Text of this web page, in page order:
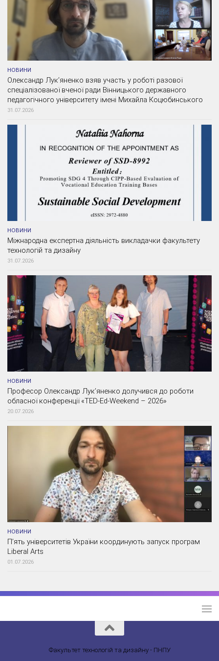
НОВИНИ
Олександр Лук’яненко взяв участь у роботі разової
спеціалізованої вченої ради Вінницького державного
педагогічного університету імені Михайла Коцюбинського
31.07.2026
НОВИНИ
Міжнародна експертна діяльність викладачки факультету
технологій та дизайну
31.07.2026
НОВИНИ
Професор Олександр Лук’яненко долучився до роботи
обласної конференції «TED-Ed-Weekend – 2026»
20.07.2026
НОВИНИ
П’ять університетів України координують запуск програм
Liberal Arts
01.07.2026
Факультет технологій та дизайну - ПНПУ